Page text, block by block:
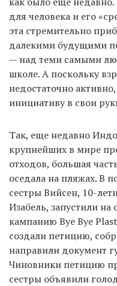
для человека и его
эта стремительно
далекими будущими
— над теми самыми
школе. А поскольку
недостаточно
инициативу в свои
Так, еще недавно
крупнейших в мире
отходов, большая
оседала на пляжах. В
сестры Вийсен, 10-
Изабель, запустили
кампанию Bye Bye
создали петицию,
направили документ
Чиновники петицию
сестры объявили